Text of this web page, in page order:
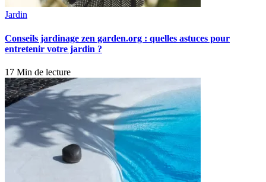
Jardin
Conseils jardinage zen garden.org : quelles astuces pour
entretenir votre jardin ?
17 Min de lecture